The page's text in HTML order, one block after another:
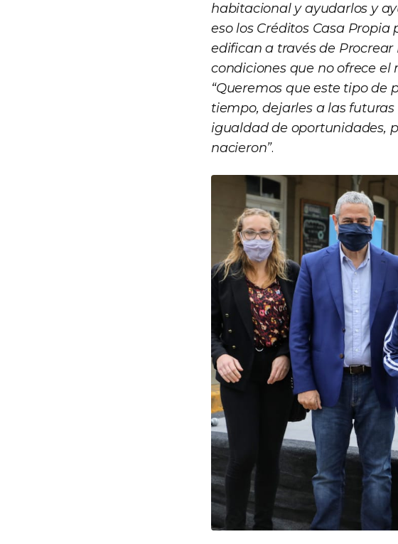
habitacional y ayudarlos y
eso los Créditos Casa
edifican a través de
condiciones que no ofrece el
“Queremos que este tipo de
tiempo, dejarles a las
igualdad de oportunidades,
nacieron”.